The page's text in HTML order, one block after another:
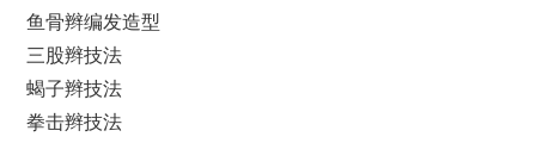
鱼骨辫编发造型
三股辫技法
蝎子辫技法
拳击辫技法